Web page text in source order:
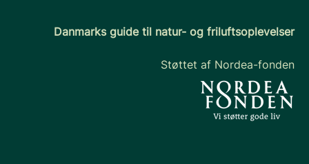
Danmarks guide til natur- og friluftsoplevelser
Støttet af Nordea-fonden